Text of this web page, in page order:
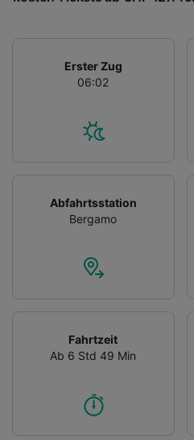
Erster Zug
06:02
Abfahrtsstation
Bergamo
Fahrtzeit
Ab 6 Std 49 Min